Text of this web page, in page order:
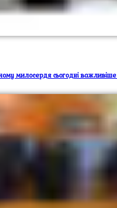
милосердя сьогодні